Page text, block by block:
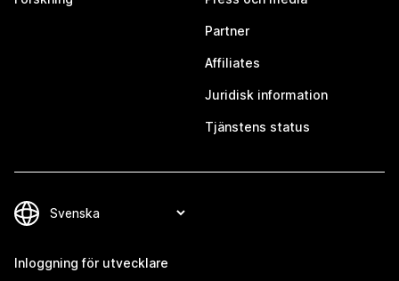
Partner
Affiliates
Juridisk information
Tjänstens status
Inloggning för utvecklare